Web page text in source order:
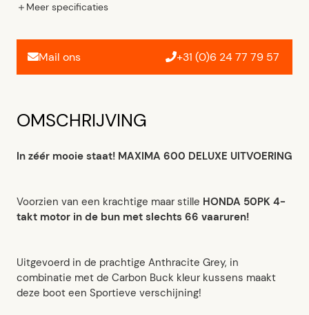
Meer specificaties
Mail ons +31 (0)6 24 77 79 57
OMSCHRIJVING
In zéér mooie staat! MAXIMA 600 DELUXE UITVOERING
Voorzien van een krachtige maar stille HONDA 50PK 4-
takt motor in de bun met slechts 66 vaaruren!
Uitgevoerd in de prachtige Anthracite Grey, in
combinatie met de Carbon Buck kleur kussens maakt
deze boot een Sportieve verschijning!